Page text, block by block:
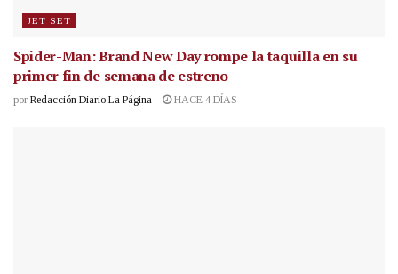
JET SET
Spider-Man: Brand New Day rompe la taquilla en su
primer fin de semana de estreno
por Redacción Diario La Página HACE 4 DÍAS